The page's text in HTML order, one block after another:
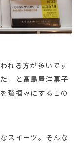
れる方が多いです
」と髙島屋洋菓子
鷲掴みにするこの
スイーツ。そんな